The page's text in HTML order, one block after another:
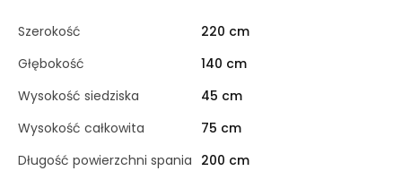
Szerokość
220 cm
Głębokość
140 cm
Wysokość siedziska
45 cm
Wysokość całkowita
75 cm
Długość powierzchni spania 200 cm